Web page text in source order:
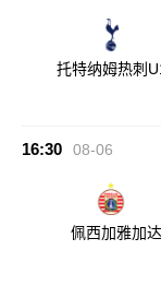
托特纳姆热刺
16:30 08-06
佩西加雅加达